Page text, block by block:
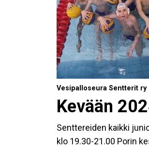
Vesipalloseura Sentterit ry
Kevään
Senttereiden kaikki
klo 19.30-21.00 Porin